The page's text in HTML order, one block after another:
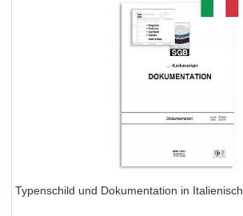
Typenschild und Dokumentation in Italienisch